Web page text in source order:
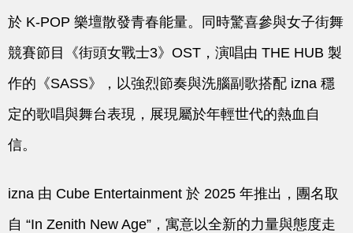
於 K-POP 樂壇散發青春能量。同時驚喜參與女子街舞
競賽節目《街頭女戰士3》OST，演唱由 THE HUB 製
作的《SASS》，以強烈節奏與洗腦副歌搭配 izna 穩
定的歌唱與舞台表現，展現屬於年輕世代的熱血自
信。
izna由 Cube Entertainment 於 2025 年推出，團名取
自 “In Zenith New Age”，寓意以全新的力量與態度走